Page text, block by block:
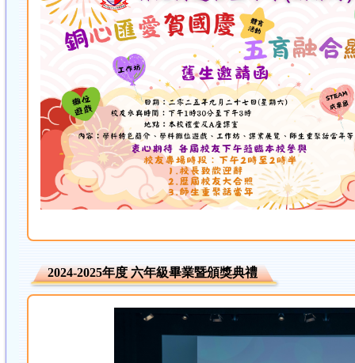
2024-2025年度 六年級畢業暨頒獎典禮